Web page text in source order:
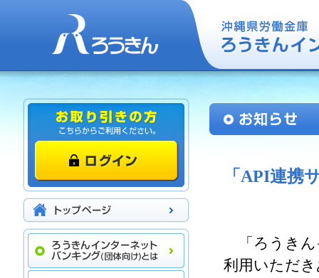
「API連携
「ろうきん
利用いただ